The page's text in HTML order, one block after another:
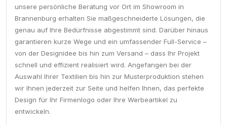
unsere persönliche Beratung vor Ort im Showroom in
Brannenburg erhalten Sie maßgeschneiderte Lösungen, die
genau auf Ihre Bedürfnisse abgestimmt sind. Darüber hinaus
garantieren kurze Wege und ein umfassender Full-Service –
von der Designidee bis hin zum Versand – dass Ihr Projekt
schnell und effizient realisiert wird. Angefangen bei der
Auswahl Ihrer Textilien bis hin zur Musterproduktion stehen
wir Ihnen jederzeit zur Seite und helfen Ihnen, das perfekte
Design für Ihr Firmenlogo oder Ihre Werbeartikel zu
entwickeln.